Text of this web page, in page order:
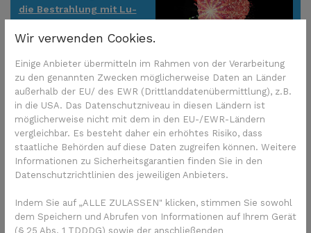
die Bestrahlung mit Lu-
Prostatakrebs gut wirkt.
Was ist vor und nach der
Anwendung von Pluvicto zu
beachten?
Männer sollten vor und nach der Anwendung von Lutetium
(177Lu) Vipivotid-Tetraxetan ihre Trinkmenge deutlich
erhöhen und so oft wie möglich ihre Blase entleeren. Dies
Außerdem sollten sie mindestens:
Wir verwenden Cookies.
Einige Anbieter übermitteln im Rahmen von der Verarbeitung
zu den genannten Zwecken möglicherweise Daten an Länder
außerhalb der EU/ des EWR (Drittlanddatenübermittlung), z.B.
in die USA. Das Datenschutzniveau in diesen Ländern ist
möglicherweise nicht mit dem in den EU-/EWR-Ländern
vergleichbar. Es besteht daher ein erhöhtes Risiko, dass
staatliche Behörden auf diese Daten zugreifen können. Weitere
Informationen zu Sicherheitsgarantien finden Sie in den
Datenschutzrichtlinien des jeweiligen Anbieters.
Indem Sie auf „ALLE ZULASSEN" klicken, stimmen Sie sowohl
dem Speichern und Abrufen von Informationen auf Ihrem Gerät
(§ 25 Abs. 1 TDDDG) sowie der anschließenden